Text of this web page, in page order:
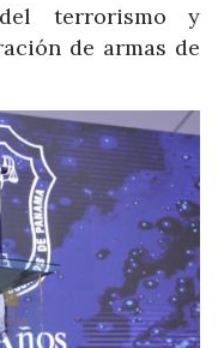
del terrorismo y
de armas de